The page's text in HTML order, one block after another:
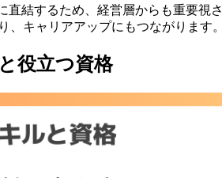
直結するため、経営層からも重要視
キャリアアップにもつながります。
役立つ資格